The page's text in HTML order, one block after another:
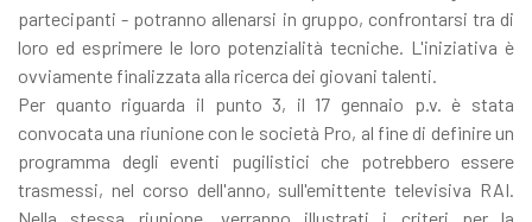
partecipanti - potranno allenarsi in gruppo, confrontarsi tra di
loro ed esprimere le loro potenzialità tecniche. L'iniziativa è
ovviamente finalizzata alla ricerca dei giovani talenti.
Per quanto riguarda il punto 3, il 17 gennaio p.v. è stata
convocata una riunione con le società Pro, al fine di definire un
programma degli eventi pugilistici che potrebbero essere
trasmessi, nel corso dell'anno, sull'emittente televisiva RAI.